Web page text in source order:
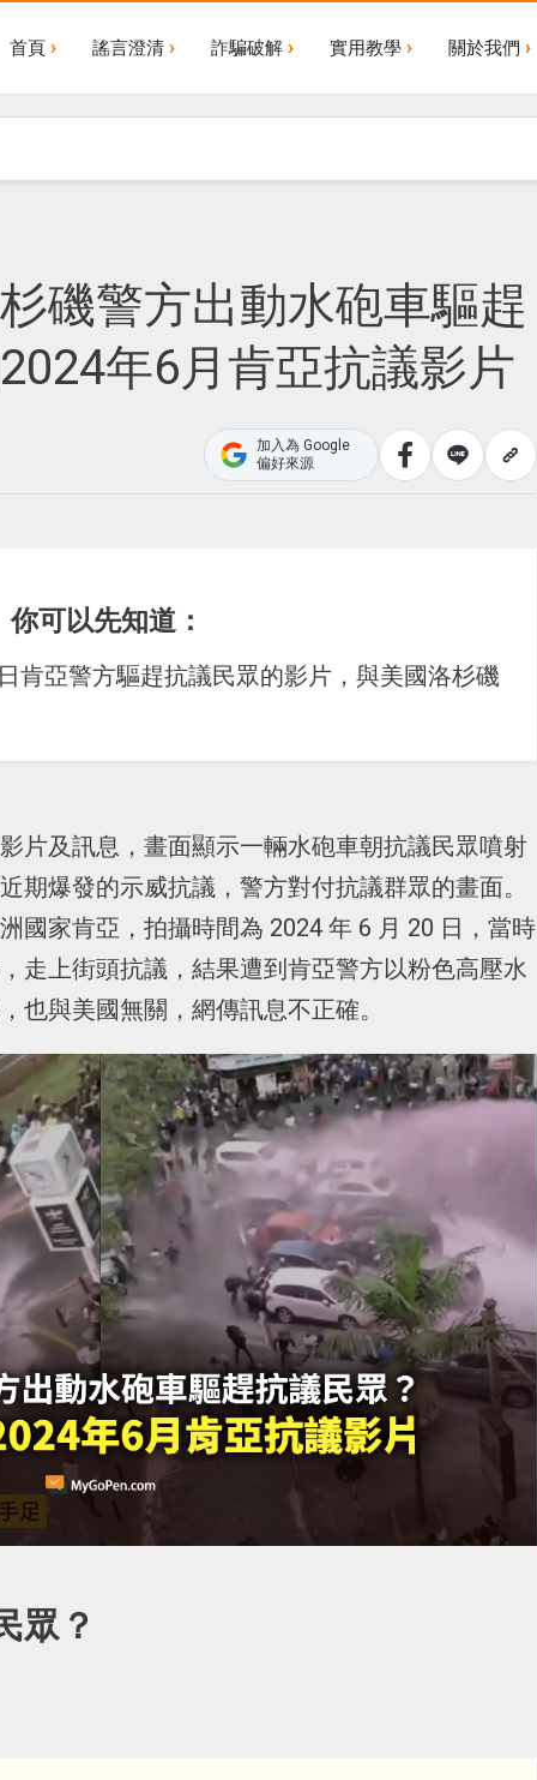
首頁 謠言澄清 詐騙破解 實用教學 關於我們
磯警方出動水砲車驅趕
年6月肯亞抗議影片
加入為 Google
偏好來源
你可以先知道：
肯亞警方驅趕抗議民眾的影片，與美國洛杉磯
片及訊息，畫面顯示一輛水砲車朝抗議民眾噴射
期爆發的示威抗議，警方對付抗議群眾的畫面。
國家肯亞，拍攝時間為 2024 年 6 月 20 日，當時
走上街頭抗議，結果遭到肯亞警方以粉色高壓水
也與美國無關，網傳訊息不正確。
眾？